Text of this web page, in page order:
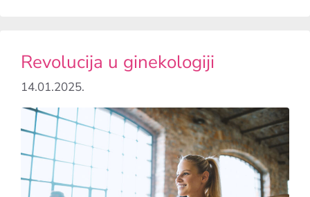
Revolucija u ginekologiji
14.01.2025.